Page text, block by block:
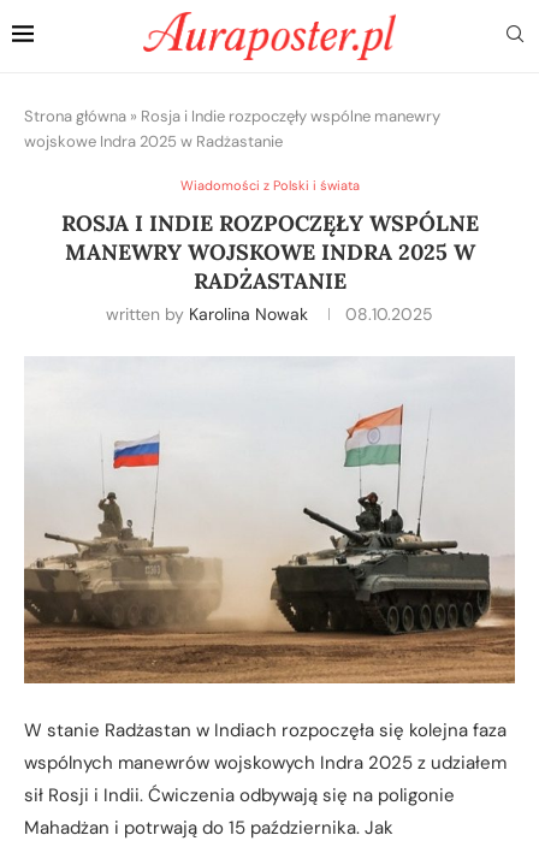
Strona główna » Rosja i Indie rozpoczęły wspólne manewry
wojskowe Indra 2025 w Radżastanie
Wiadomości z Polski i świata
ROSJA I INDIE ROZPOCZĘŁY WSPÓLNE
MANEWRY WOJSKOWE INDRA 2025 W
RADŻASTANIE
written by Karolina Nowak 08.10.2025
W stanie Radżastan w Indiach rozpoczęła się kolejna faza
wspólnych manewrów wojskowych Indra 2025 z udziałem
sił Rosji i Indii. Ćwiczenia odbywają się na poligonie
Mahadżan i potrwają do 15 października. Jak